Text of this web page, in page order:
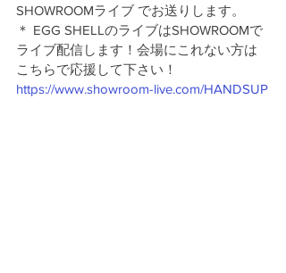
SHOWROOMライブ でお送りします。
＊ EGG SHELLのライブはSHOWROOMで
ライブ配信します！会場にこれない方は
こちらで応援して下さい！
https://www.showroom-live.com/HANDSUP